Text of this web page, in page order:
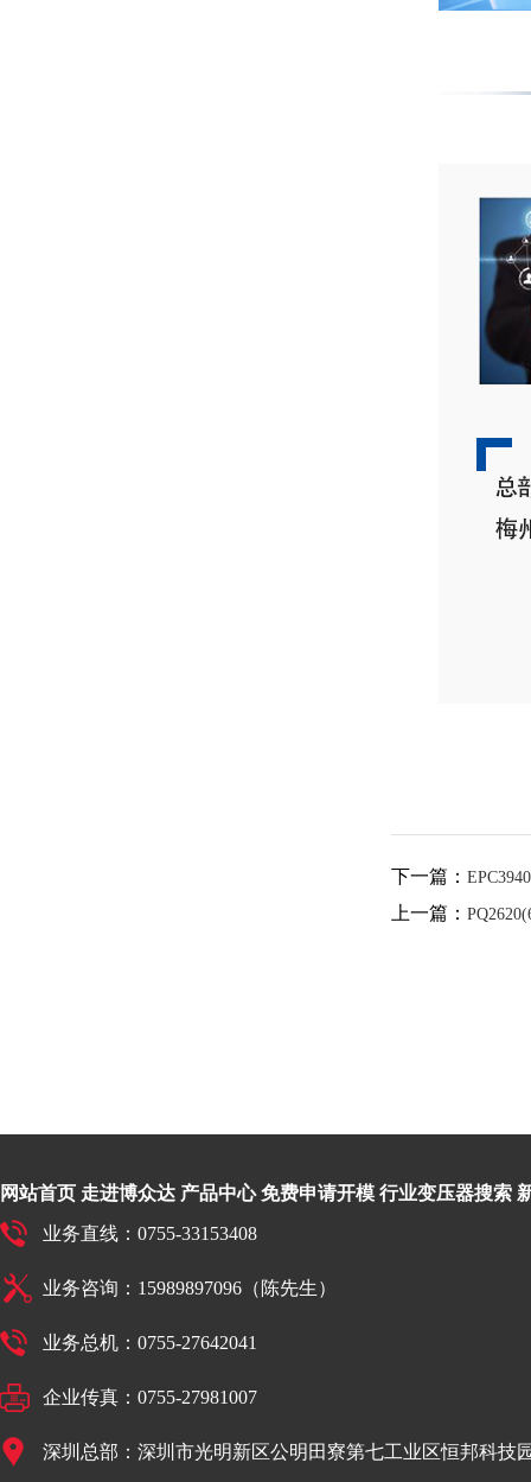
下一篇：
上一篇：
网站首页 走进博众达 产品中心 免费申请开模 行业变压器搜索
业务直线：0755-33153408
业务咨询：15989897096（陈先生）
业务总机：0755-27642041
企业传真：0755-27981007
深圳总部：深圳市光明新区公明田寮第七工业区恒邦科技